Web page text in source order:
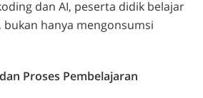
dan AI, peserta didik belajar
hanya mengonsumsi
Proses Pembelajaran